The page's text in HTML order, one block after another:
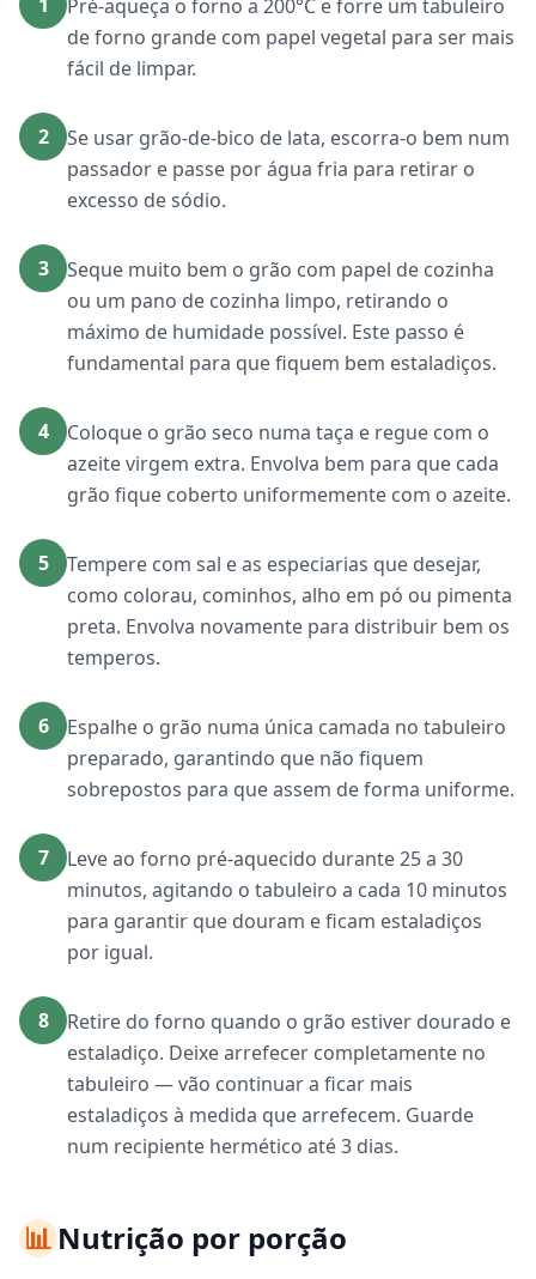
Pré-aqueça o forno a 200°C e forre um tabuleiro
de forno grande com papel vegetal para ser mais
fácil de limpar.
2
Se usar grão-de-bico de lata, escorra-o bem num
passador e passe por água fria para retirar o
excesso de sódio.
3
Seque muito bem o grão com papel de cozinha
ou um pano de cozinha limpo, retirando o
máximo de humidade possível. Este passo é
fundamental para que fiquem bem estaladiços.
4
Coloque o grão seco numa taça e regue com o
azeite virgem extra. Envolva bem para que cada
grão fique coberto uniformemente com o azeite.
5
Tempere com sal e as especiarias que desejar,
como colorau, cominhos, alho em pó ou pimenta
preta. Envolva novamente para distribuir bem os
temperos.
6
Espalhe o grão numa única camada no tabuleiro
preparado, garantindo que não fiquem
sobrepostos para que assem de forma uniforme.
7
Leve ao forno pré-aquecido durante 25 a 30
minutos, agitando o tabuleiro a cada 10 minutos
para garantir que douram e ficam estaladiços
por igual.
8
Retire do forno quando o grão estiver dourado e
estaladiço. Deixe arrefecer completamente no
tabuleiro — vão continuar a ficar mais
estaladiços à medida que arrefecem. Guarde
num recipiente hermético até 3 dias.
📊Nutrição por porção